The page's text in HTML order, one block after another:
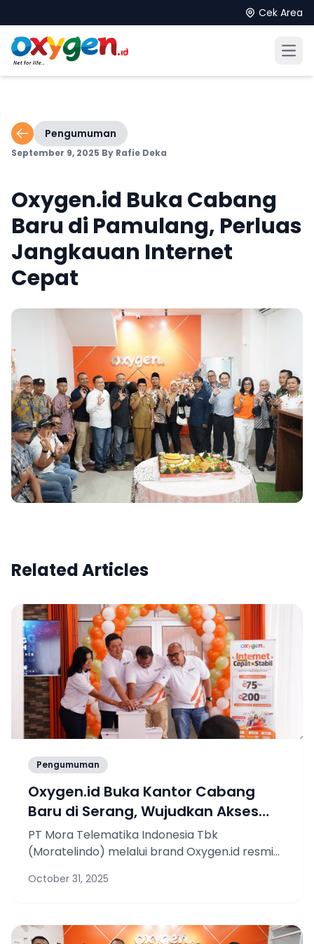
Cek Area
Pengumuman
September 9, 2025 By Rafie Deka
Oxygen.id Buka Cabang
Baru di Pamulang, Perluas
Jangkauan Internet
Cepat
Related Articles
Pengumuman
Oxygen.id Buka Kantor Cabang
Baru di Serang, Wujudkan Akses
Internet Cepat & Stabil untuk
Warga Banten
PT Mora Telematika Indonesia Tbk
(Moratelindo) melalui brand Oxygen.id resmi
Banten. Pembukaan cabang baru ini menjadi
sejumlah kota seperti Depok, Pamulang,
October 31, 2025